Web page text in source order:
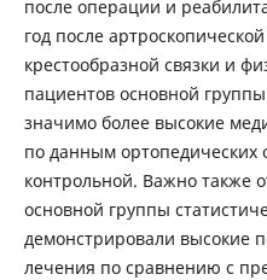
после операции и
год после
крестообразной связки и
пациентов основной
значимо более высокие
по данным ортопедических
контрольной. Важно также
основной группы
демонстрировали высокие
лечения по сравнению с